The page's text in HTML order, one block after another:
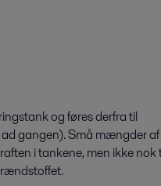
og føres derfra til
gangen). Små mængder
i tankene, men ikke nok